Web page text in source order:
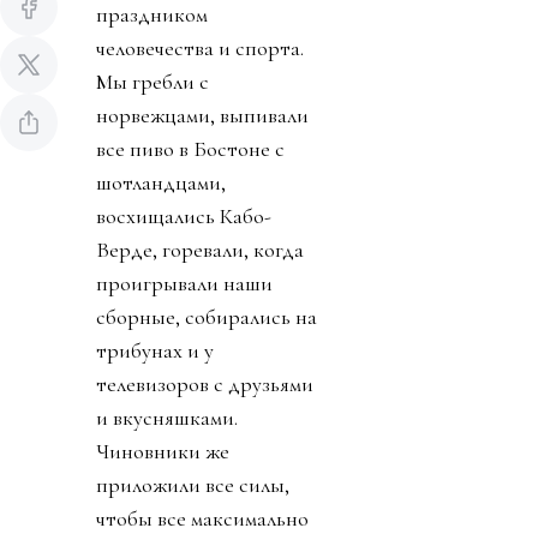
праздником
человечества и спорта.
Мы гребли с
норвежцами, выпивали
все пиво в Бостоне с
шотландцами,
восхищались Кабо-
Верде, горевали, когда
проигрывали наши
сборные, собирались на
трибунах и у
телевизоров с друзьями
и вкусняшками.
Чиновники же
приложили все силы,
чтобы все максимально